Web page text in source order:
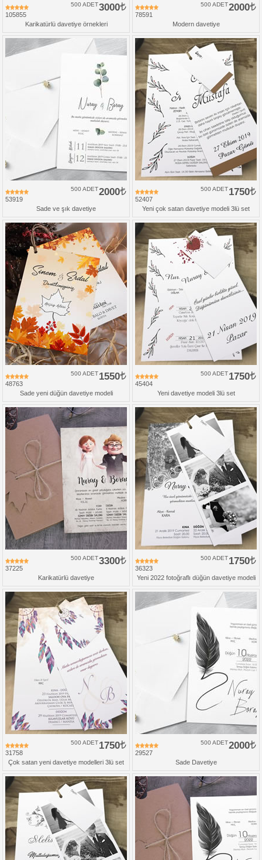
105855
3000
500 ADET
Karikatürlü davetiye örnekleri
78591
2000
500 ADET
Modern davetiye
53919
2000
500 ADET
Sade ve şık davetiye
52407
1750
500 ADET
Yeni çok satan davetiye modeli 3lü set
48763
1550
500 ADET
Sade yeni düğün davetiye modeli
45404
1750
500 ADET
Yeni davetiye modeli 3lü set
37225
3300
500 ADET
Karikatürlü davetiye
36323
1750
500 ADET
Yeni 2022 fotoğraflı düğün davetiye modeli
31758
1750
500 ADET
Çok satan yeni davetiye modelleri 3lü set
29527
2000
500 ADET
Sade Davetiye